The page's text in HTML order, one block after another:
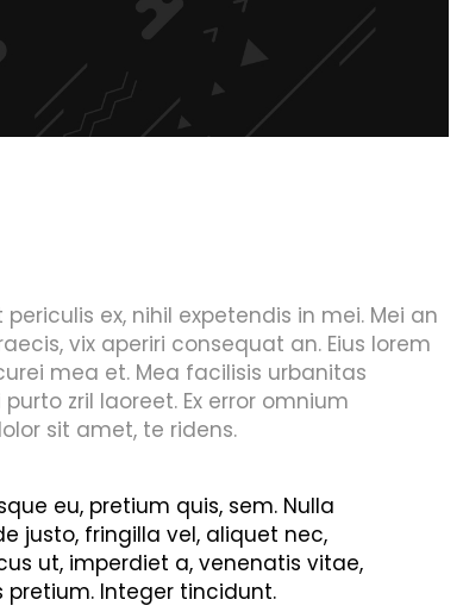
ex, nihil expetendis in mei. Mei an
vix aperiri consequat an. Eius lorem
mea et. Mea facilisis urbanitas
zril laoreet. Ex error omnium
sit amet, te ridens.
eu, pretium quis, sem. Nulla
justo, fringilla vel, aliquet nec,
ut, imperdiet a, venenatis vitae,
pretium. Integer tincidunt.